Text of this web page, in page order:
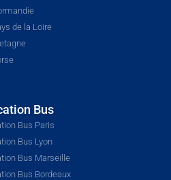
de la Loire
Bus
Bus Paris
Bus Lyon
Bus Marseille
Bus Bordeaux